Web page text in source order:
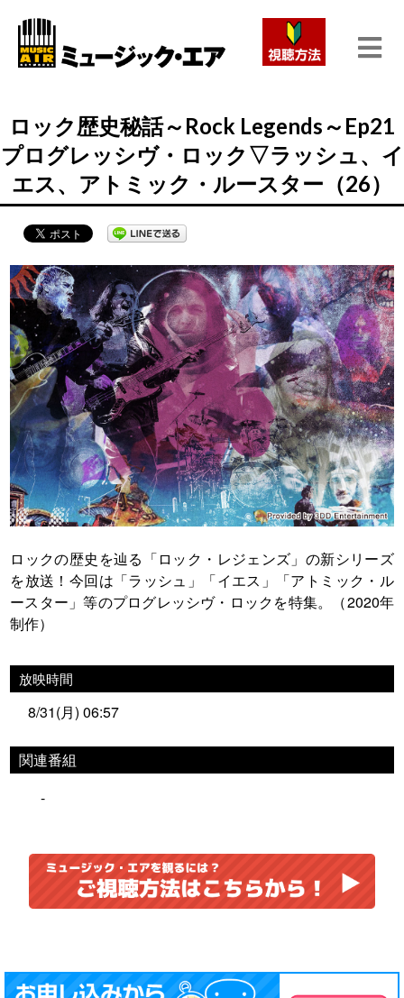
ロック歴史秘話～Rock Legends～Ep21
プログレッシヴ・ロック▽ラッシュ、イ
エス、アトミック・ルースター（26）
ロックの歴史を辿る「ロック・レジェンズ」の新シリーズ
を放送！今回は「ラッシュ」「イエス」「アトミック・ル
ースター」等のプログレッシヴ・ロックを特集。（2020年
制作）
放映時間
8/31(月) 06:57
関連番組
-